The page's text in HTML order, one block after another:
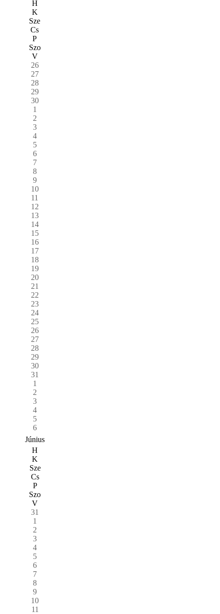
H
K
Sze
Cs
P
Szo
V
26
27
28
29
30
1
2
3
4
5
6
7
8
9
10
11
12
13
14
15
16
17
18
19
20
21
22
23
24
25
26
27
28
29
30
31
1
2
3
4
5
6
Június
H
K
Sze
Cs
P
Szo
V
31
1
2
3
4
5
6
7
8
9
10
11